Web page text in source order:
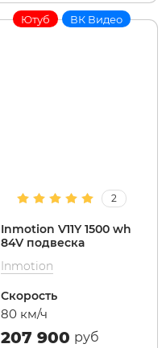
Ютуб ВК Видео
2
Inmotion V11Y 1500 wh
84V подвеска
Inmotion
Скорость
80 км/ч
207 900 руб